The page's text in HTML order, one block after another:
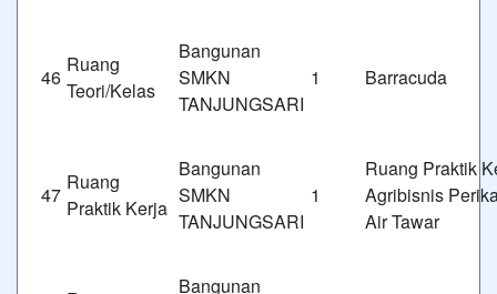
46
Ruang
Teori/Kelas
Bangunan
SMKN 1
TANJUNGSARI
Barracuda
47
Ruang
Praktik Kerja
Bangunan
SMKN 1
TANJUNGSARI
Ruang Praktik
Agribisnis
Air Tawar
Bangunan